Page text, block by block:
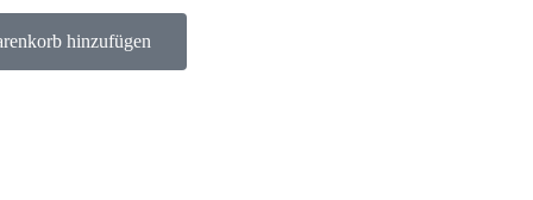
hinzufügen